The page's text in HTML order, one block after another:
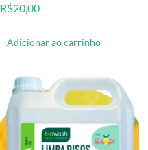
R$20,00
Adicionar ao carrinho